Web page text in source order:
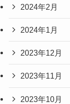
2024年2月
2024年1月
2023年12月
2023年11月
2023年10月